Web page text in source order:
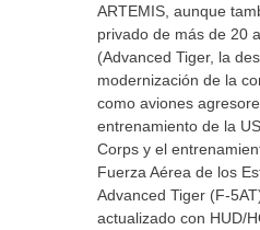
ARTEMIS, aunque
privado de más de 20
(Advanced Tiger, la
modernización de la
como aviones
entrenamiento de la
Corps y el
Fuerza Aérea de los
Advanced Tiger (F-
actualizado con HUD/